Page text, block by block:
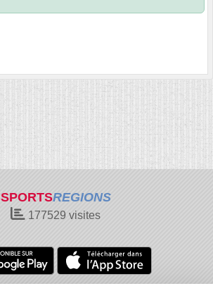
SPORTSREGIONS
177529 visites